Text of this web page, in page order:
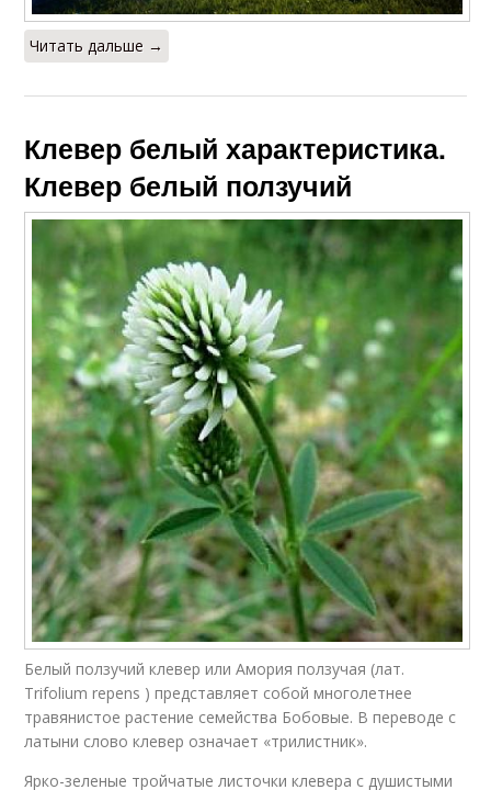
Читать дальше →
Клевер белый характеристика.
Клевер белый ползучий
Белый ползучий клевер или Амория ползучая (лат.
Trifolium repens ) представляет собой многолетнее
травянистое растение семейства Бобовые. В переводе с
латыни слово клевер означает «трилистник».
Ярко-зеленые тройчатые листочки клевера с душистыми